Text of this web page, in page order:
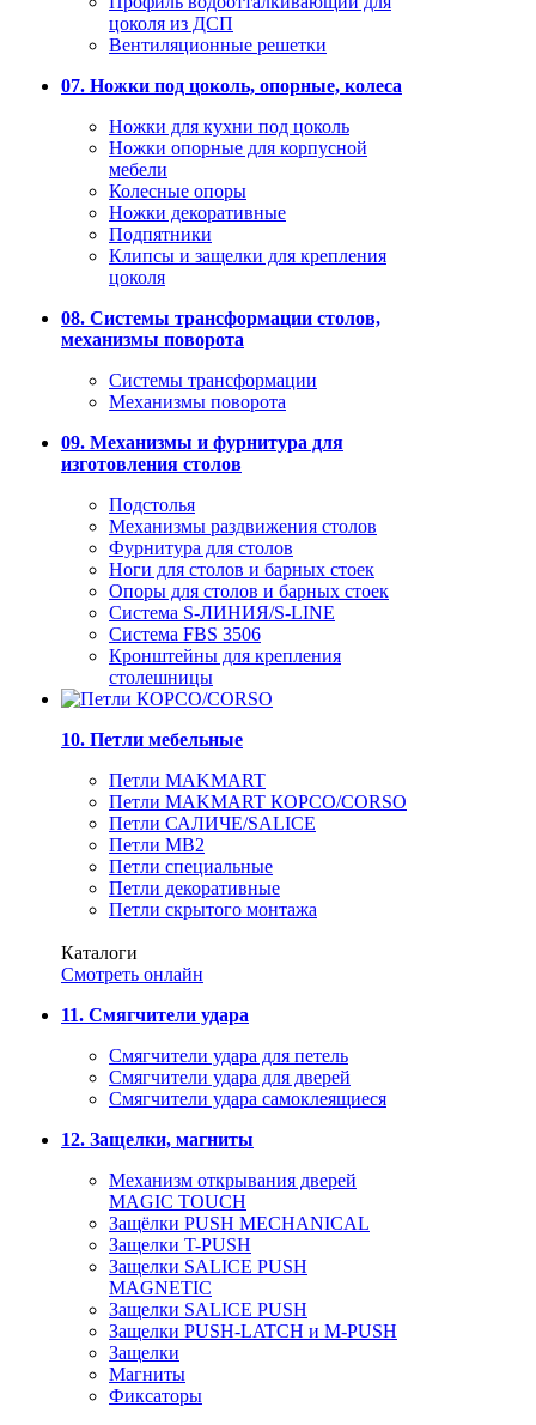
цоколя из ДСП
Вентиляционные решетки
07. Ножки под цоколь, опорные, колеса
Ножки для кухни под цоколь
Ножки опорные для корпусной
мебели
Колесные опоры
Ножки декоративные
Подпятники
Клипсы и защелки для крепления
цоколя
08. Системы трансформации столов,
механизмы поворота
Системы трансформации
Механизмы поворота
09. Механизмы и фурнитура для
изготовления столов
Подстолья
Механизмы раздвижения столов
Фурнитура для столов
Ноги для столов и барных стоек
Опоры для столов и барных стоек
Система S-ЛИНИЯ/S-LINE
Система FBS 3506
Кронштейны для крепления
столешницы
10. Петли мебельные
Петли MAKMART
Петли MAKMART КОРСО/CORSO
Петли САЛИЧЕ/SALICE
Петли MB2
Петли специальные
Петли декоративные
Петли скрытого монтажа
Каталоги
Смотреть онлайн
11. Смягчители удара
Смягчители удара для петель
Смягчители удара для дверей
Cмягчители удара самоклеящиеся
12. Защелки, магниты
Механизм открывания дверей
MAGIC TOUCH
Защёлки PUSH MECHANICAL
Защелки T-PUSH
Защелки SALICE PUSH
MAGNETIC
Защелки SALICE PUSH
Защелки PUSH-LATCH и M-PUSH
Защелки
Магниты
Фиксаторы